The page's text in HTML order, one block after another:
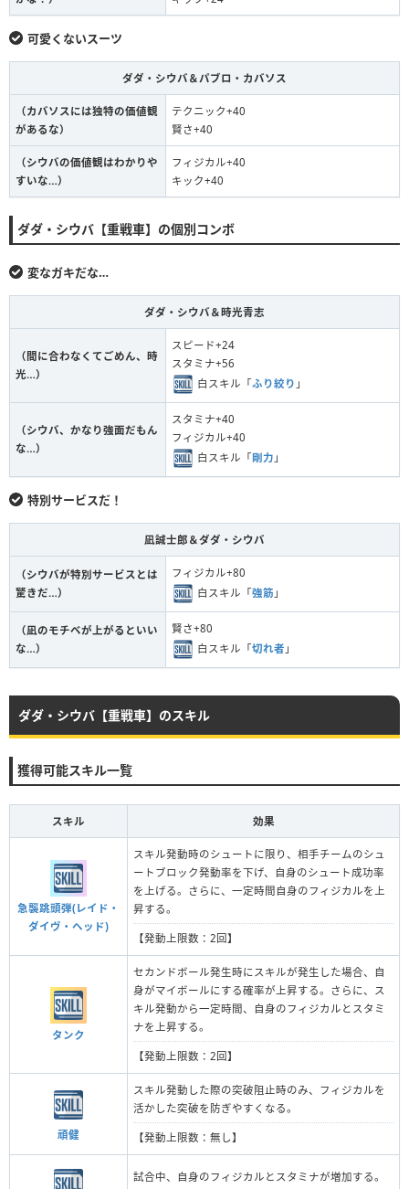
可愛くないスーツ
ダダ・シウバ＆パブロ・カバソス
（カバソスには独特の価値観
があるな）
テクニック+40
賢さ+40
（シウバの価値観はわかりや
すいな…）
フィジカル+40
キック+40
ダダ・シウバ【重戦車】の個別コンボ
変なガキだな…
ダダ・シウバ＆時光青志
（間に合わなくてごめん、時
光…）
スピード+24
スタミナ+56
白スキル「ふり絞り 」
（シウバ、かなり強面だもん
な…）
スタミナ+40
フィジカル+40
白スキル「剛力 」
特別サービスだ！
凪誠士郎＆ダダ・シウバ
（シウバが特別サービスとは
驚きだ…）
フィジカル+80
白スキル「強筋 」
（凪のモチベが上がるといい
な…）
賢さ+80
白スキル「切れ者 」
ダダ・シウバ【重戦車】のスキル
獲得可能スキル一覧
スキル 効果
急襲跳頭弾(レイド・
ダイヴ・ヘッド)
スキル発動時のシュートに限り、相手チームのシュ
ートブロック発動率を下げ、自身のシュート成功率
を上げる。さらに、一定時間自身のフィジカルを上
昇する。
【発動上限数：2回】
タンク
セカンドボール発生時にスキルが発生した場合、自
身がマイボールにする確率が上昇する。さらに、ス
キル発動から一定時間、自身のフィジカルとスタミ
ナを上昇する。
【発動上限数：2回】
頑健
スキル発動した際の突破阻止時のみ、フィジカルを
活かした突破を防ぎやすくなる。
【発動上限数：無し】
試合中、自身のフィジカルとスタミナが増加する。